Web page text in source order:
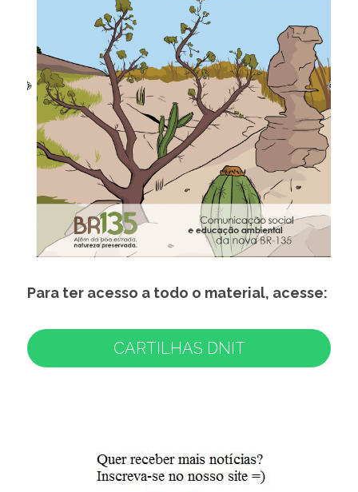
Para ter acesso a todo o material, acesse:
CARTILHAS DNIT